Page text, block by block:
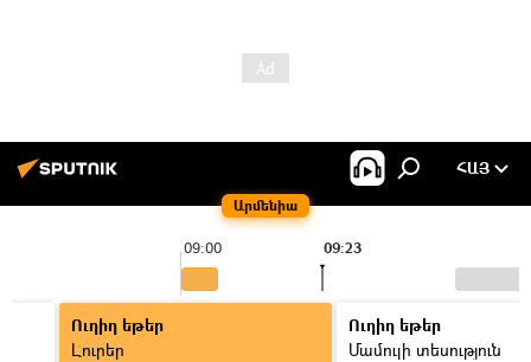
Արմենիա
ՀԱՅ
09:00 09:23
Ուղիղ եթեր
Լուրեր
Ուղիղ եթեր
Մամուլի տեսություն